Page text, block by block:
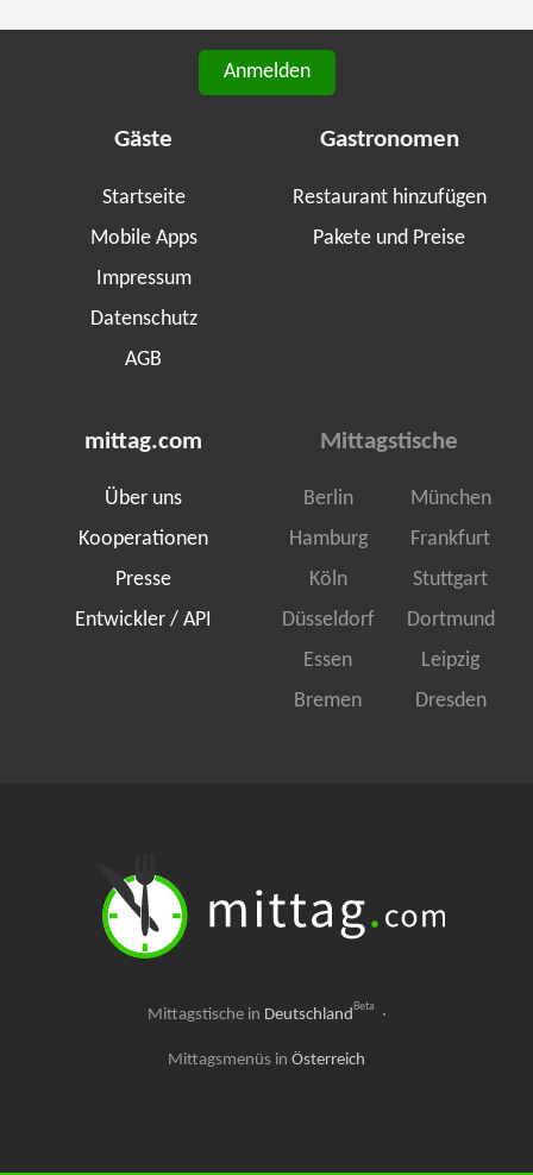
Anmelden
Gäste
Startseite
Mobile Apps
Impressum
Datenschutz
AGB
Gastronomen
Restaurant hinzufügen
Pakete und Preise
mittag.com
Über uns
Kooperationen
Presse
Entwickler / API
Mittagstische
Berlin
München
Hamburg
Frankfurt
Köln
Stuttgart
Düsseldorf
Dortmund
Essen
Leipzig
Bremen
Dresden
Mittagstische in DeutschlandBeta ·
Mittagsmenüs in Österreich